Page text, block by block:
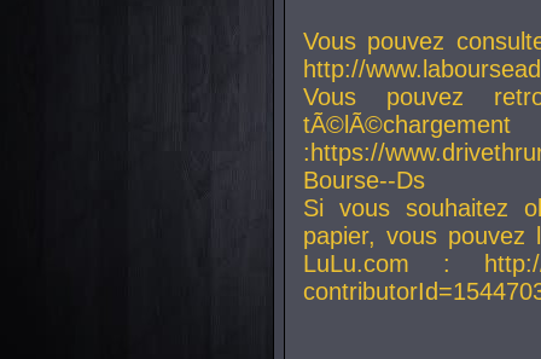
Vous pouvez
http://
Vous pouvez
:https://
Bourse--Ds
Si vous souhaitez
papier, vous
LuLu.com : http://